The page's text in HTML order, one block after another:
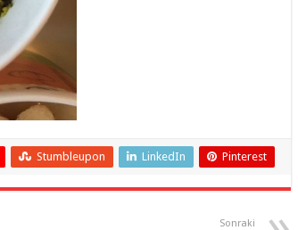
Stumbleupon LinkedIn Pinterest
Sonraki